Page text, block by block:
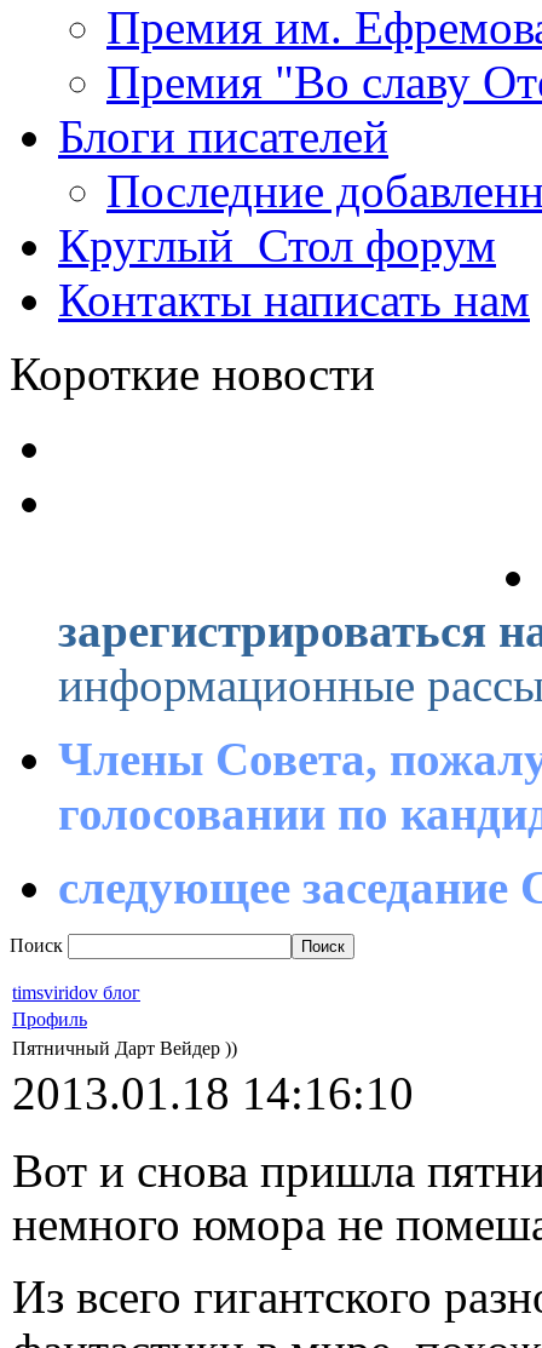
Премия им.
Премия "Во славу
Блоги писателей
Последние
Круглый_Стол форум
Контакты написать нам
Короткие новости
зарегистрироваться
информационные
Члены Совета,
голосовании по
следующее заседание
Поиск
timsviridov блог
Профиль
Пятничный Дарт Вейдер ))
2013.01.18 14:16:10
Вот и снова пришла
немного юмора не
Из всего гигантского